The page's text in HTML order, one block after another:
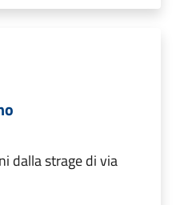
dalla strage di via